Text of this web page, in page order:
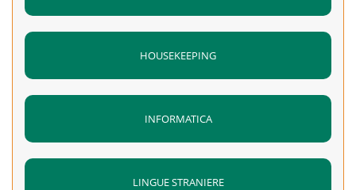
HOUSEKEEPING
INFORMATICA
LINGUE STRANIERE